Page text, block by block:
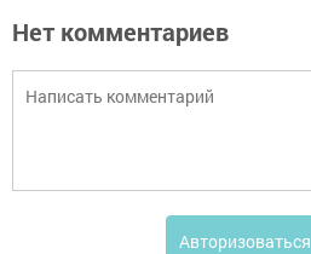
Нет комментариев
Авторизоваться